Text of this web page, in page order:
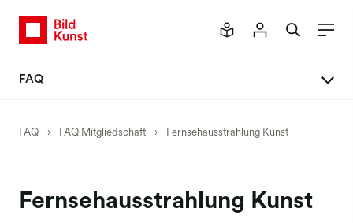
FAQ
Daten ändern
FAQ › FAQ Mitgliedschaft › Fernsehausstrahlung Kunst
Fernsehausstrahlung Kunst